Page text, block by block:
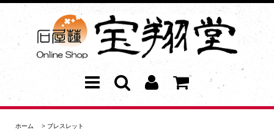
ホーム > ブレスレット